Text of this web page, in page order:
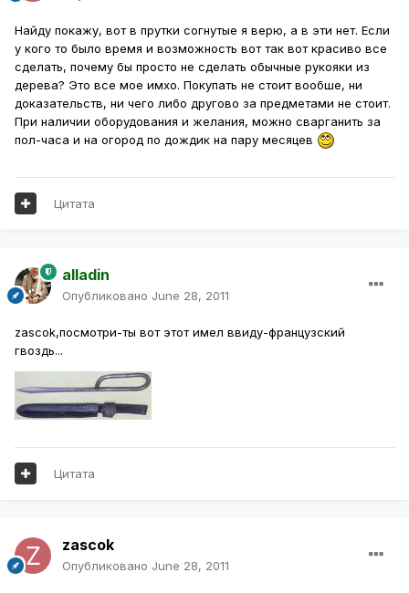
Найду покажу, вот в прутки согнутые я верю, а в эти нет. Если
у кого то было время и возможность вот так вот красиво все
сделать, почему бы просто не сделать обычные рукояки из
дерева? Это все мое имхо. Покупать не стоит вообше, ни
доказательств, ни чего либо другово за предметами не стоит.
При наличии оборудования и желания, можно сварганить за
пол-часа и на огород по дождик на пару месяцев
Цитата
alladin
Опубликовано June 28, 2011
zascok,посмотри-ты вот этот имел ввиду-французский
гвоздь...
Цитата
zascok
Опубликовано June 28, 2011